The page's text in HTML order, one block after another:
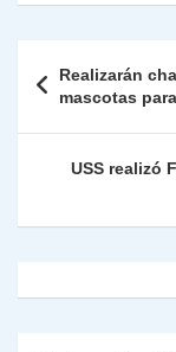
s
p
p
gr
m
nt
Fr
ie
n
dl
m
p
ar
tir
de
entradas
Realizarán
mascotas
USS realizó